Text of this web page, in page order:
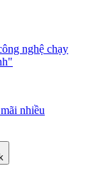
nghệ chạy
nhiều